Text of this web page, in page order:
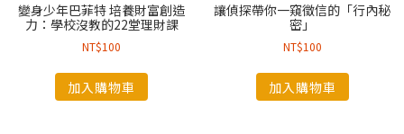
變身少年巴菲特 培養財富創造
力：學校沒教的22堂理財課
NT$100
加入購物車
讓偵探帶你一窺徵信的「行內秘
密」
NT$100
加入購物車